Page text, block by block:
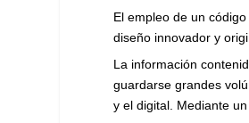
El empleo de un
diseño innovador y
La información
guardarse grandes
y el digital. Mediante